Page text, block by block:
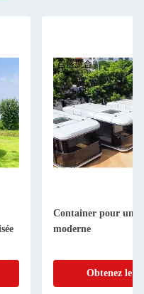
Container pour une
moderne
Obtenez le